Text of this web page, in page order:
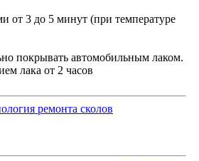
от 3 до 5 минут (при температуре
покрывать автомобильным лаком.
лака от 2 часов
ремонта сколов